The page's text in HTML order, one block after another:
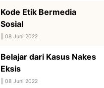
Kode Etik Bermedia
Sosial
08 Juni 2022
Belajar dari Kasus Nakes
Eksis
08 Juni 2022